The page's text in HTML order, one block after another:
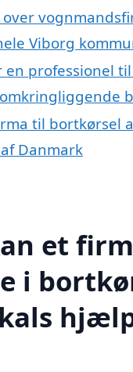
Viborg
en professionel
til bortkørsel
Danmark
et
i